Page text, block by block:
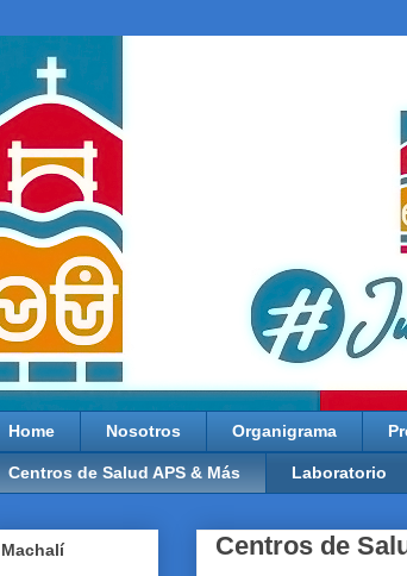
Home Nosotros Organigrama
Centros de Salud APS & Más Laboratorio
Centros de
Machalí